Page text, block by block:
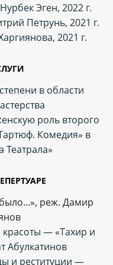
Эген, 2022 г.
Петрунь, 2021 г.
2021 г.
в области
роль второго
Комедия» в
Театрала»
реж. Дамир
красоты — «Тахир и
Абулкатинов
и реституции —